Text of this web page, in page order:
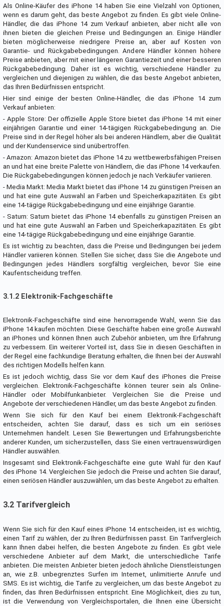
Als Online-Käufer des iPhone 14 haben Sie eine Vielzahl von Optionen,
wenn es darum geht, das beste Angebot zu finden. Es gibt viele Online-
Händler, die das iPhone 14 zum Verkauf anbieten, aber nicht alle von
ihnen bieten die gleichen Preise und Bedingungen an. Einige Händler
bieten möglicherweise niedrigere Preise an, aber auf Kosten von
Garantie- und Rückgabebedingungen. Andere Händler können höhere
Preise anbieten, aber mit einer längeren Garantiezeit und einer besseren
Rückgabebedingung. Daher ist es wichtig, verschiedene Händler zu
vergleichen und diejenigen zu wählen, die das beste Angebot anbieten,
das Ihren Bedürfnissen entspricht.
Hier sind einige der besten Online-Händler, die das iPhone 14 zum
Verkauf anbieten:
- Apple Store: Der offizielle Apple Store bietet das iPhone 14 mit einer
einjährigen Garantie und einer 14-tägigen Rückgabebedingung an. Die
Preise sind in der Regel höher als bei anderen Händlern, aber die Qualität
und der Kundenservice sind unübertroffen.
- Amazon: Amazon bietet das iPhone 14 zu wettbewerbsfähigen Preisen
an und hat eine breite Palette von Händlern, die das iPhone 14 verkaufen.
Die Rückgabebedingungen können jedoch je nach Verkäufer variieren.
- Media Markt: Media Markt bietet das iPhone 14 zu günstigen Preisen an
und hat eine gute Auswahl an Farben und Speicherkapazitäten. Es gibt
eine 14-tägige Rückgabebedingung und eine einjährige Garantie.
- Saturn: Saturn bietet das iPhone 14 ebenfalls zu günstigen Preisen an
und hat eine gute Auswahl an Farben und Speicherkapazitäten. Es gibt
eine 14-tägige Rückgabebedingung und eine einjährige Garantie.
Es ist wichtig zu beachten, dass die Preise und Bedingungen bei jedem
Händler variieren können. Stellen Sie sicher, dass Sie die Angebote und
Bedingungen jedes Händlers sorgfältig vergleichen, bevor Sie eine
Kaufentscheidung treffen.
3.1.2 Elektronik-Fachgeschäfte
Elektronik-Fachgeschäfte sind eine hervorragende Wahl, wenn Sie das
iPhone 14 kaufen möchten. Diese Geschäfte haben eine große Auswahl
an iPhones und können Ihnen auch Zubehör anbieten, um Ihre Erfahrung
zu verbessern. Ein weiterer Vorteil ist, dass Sie in diesen Geschäften in
der Regel eine fachkundige Beratung erhalten, die Ihnen bei der Auswahl
des richtigen Modells helfen kann.
Es ist jedoch wichtig, dass Sie vor dem Kauf des iPhones die Preise
vergleichen. Elektronik-Fachgeschäfte können teurer sein als Online-
Händler oder Mobilfunkanbieter. Vergleichen Sie die Preise und
Angebote der verschiedenen Händler, um das beste Angebot zu finden.
Wenn Sie sich für den Kauf bei einem Elektronik-Fachgeschäft
entscheiden, achten Sie darauf, dass es sich um ein seriöses
Unternehmen handelt. Lesen Sie Bewertungen und Erfahrungsberichte
anderer Kunden, um sicherzustellen, dass Sie einen vertrauenswürdigen
Händler auswählen.
Insgesamt sind Elektronik-Fachgeschäfte eine gute Wahl für den Kauf
des iPhone 14. Vergleichen Sie jedoch die Preise und achten Sie darauf,
einen seriösen Händler auszuwählen, um das beste Angebot zu erhalten.
3.2 Tarifvergleich
Wenn Sie sich für den Kauf eines iPhone 14 entscheiden, ist es wichtig,
einen Tarif zu wählen, der zu Ihren Bedürfnissen passt. Ein Tarifvergleich
kann Ihnen dabei helfen, die besten Angebote zu finden. Es gibt viele
verschiedene Anbieter auf dem Markt, die unterschiedliche Tarife
anbieten. Die meisten Anbieter bieten jedoch ähnliche Dienstleistungen
an, wie z.B. unbegrenztes Surfen im Internet, unlimitierte Anrufe und
SMS. Es ist wichtig, die Tarife zu vergleichen, um das beste Angebot zu
finden, das Ihren Bedürfnissen entspricht. Eine Möglichkeit, dies zu tun,
ist die Verwendung von Vergleichsportalen, die Ihnen eine Übersicht